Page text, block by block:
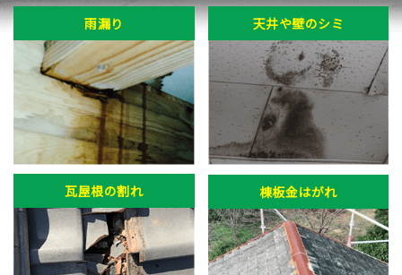
雨漏り 天井や壁のシミ
瓦屋根の割れ 棟板金はがれ